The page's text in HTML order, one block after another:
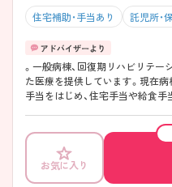
住宅補助・手当あり 託児所・
。一般病棟、回復期リハビリテー
た医療を提供しています。現在
手当をはじめ、住宅手当や給食
せることができます。 ご興味あ
詳細をお話しいたしますのでお
お気に入り